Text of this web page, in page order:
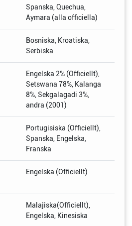
Spanska, Quechua,
Aymara (alla officiella)
Bosniska, Kroatiska,
Serbiska
Engelska 2% (Officiellt),
Setswana 78%, Kalanga
8%, Sekgalagadi 3%,
andra (2001)
Portugisiska (Officiellt),
Spanska, Engelska,
Franska
Engelska (Officiellt)
Malajiska(Officiellt),
Engelska, Kinesiska